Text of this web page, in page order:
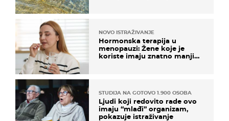
NOVO ISTRAŽIVANJE
Hormonska terapija u
menopauzi: Žene koje je
koriste imaju znatno manji
STUDIJA NA GOTOVO 1.900 OSOBA
Ljudi koji redovito rade ovo
imaju “mlađi” organizam,
pokazuje istraživanje